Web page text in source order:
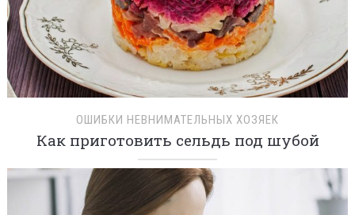
ОШИБКИ НЕВНИМАТЕЛЬНЫХ ХОЗЯЕК
Как приготовить сельдь под шубой